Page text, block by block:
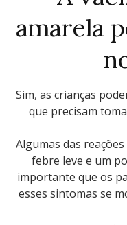
amarela
Sim, as crianças
que precisam
Algumas das
febre leve e um
importante que os
esses sintomas se